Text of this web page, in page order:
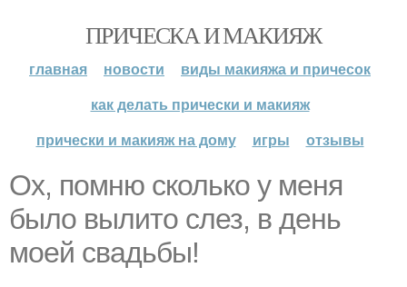
ПРИЧЕСКА И МАКИЯЖ
главная новости
виды макияжа и причесок
как делать прически и макияж
прически и макияж на дому
игры отзывы
Ох, помню сколько у меня
было вылито слез, в день
моей свадьбы!